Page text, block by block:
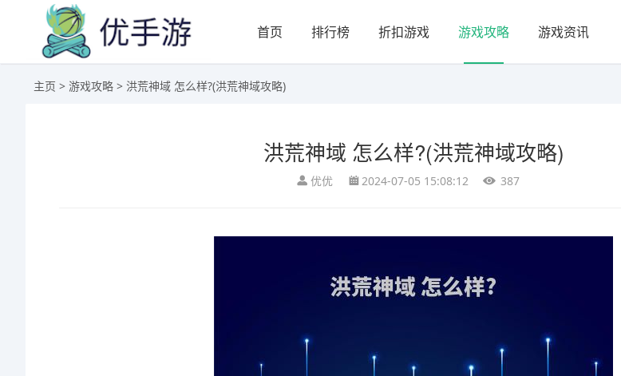
首页 排行榜 折扣游戏 游戏攻略 游戏资讯
主页 > 游戏攻略 > 洪荒神域 怎么样?(洪荒神域攻略)
洪荒神域 怎么样?(洪荒神域攻略)
优优 2024-07-05 15:08:12 387